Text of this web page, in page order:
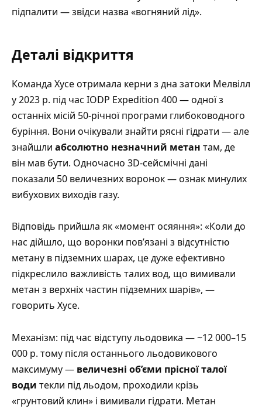
підпалити — звідси назва «вогняний лід».
Деталі відкриття
Команда Хусе отримала керни з дна затоки Мелвілл
у 2023 р. під час IODP Expedition 400 — одної з
останніх місій 50-річної програми глибоководного
буріння. Вони очікували знайти рясні гідрати — але
знайшли абсолютно незначний метан там, де
він мав бути. Одночасно 3D-сейсмічні дані
показали 50 величезних воронок — ознак минулих
вибухових виходів газу.
Відповідь прийшла як «момент осяяння»: «Коли до
нас дійшло, що воронки пов’язані з відсутністю
метану в підземних шарах, це дуже ефективно
підкреслило важливість талих вод, що вимивали
метан з верхніх частин підземних шарів», —
говорить Хусе.
Механізм: під час відступу льодовика — ~12 000–15
000 р. тому після останнього льодовикового
максимуму — величезні об’єми прісної талої
води текли під льодом, проходили крізь
«грунтовий клин» і вимивали гідрати. Метан